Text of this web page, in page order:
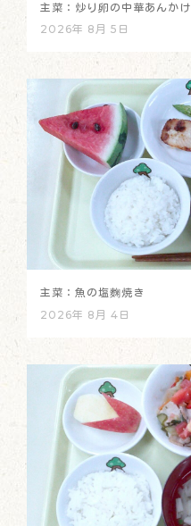
主菜：炒り卵の中華あんかけ
2026年 8月 5日
主菜：魚の塩麴焼き
2026年 8月 4日